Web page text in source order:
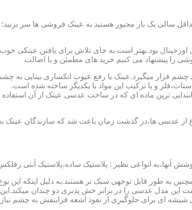
سالی یک بار مجبور هستید به عینک فروشی ها سر
بود.بهتر است به جای تلاش برای یافتن عینکی
را پیشنهاد می کنیم خرید های مطمئن و با اصالت
میگیرد.عینک با رفع عیوب انکساری بینایی به
و یا ترکیب این مواد با یکدیگر ساخته شده است.
ی کلی ساخته شده :۱ : شیشه۲: پلاستیک شیشه اولین و ابندایی ترین ماده ای که در ساخت
عدسی ها،در گذشت زمان باعث شد که سازندگان عینک
به طور قابل توجهی سبک تر هستند.به دلیل اینکه
این مدل عدسی را در برابر خش پذیری دو چندان
شیشه ای برای جلوگیری از نفوذ اشعه فرابنفش به چشم